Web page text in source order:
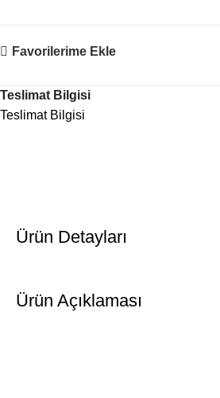
Favorilerime Ekle
Teslimat Bilgisi
Teslimat Bilgisi
Ürün Detayları
Ürün Açıklaması